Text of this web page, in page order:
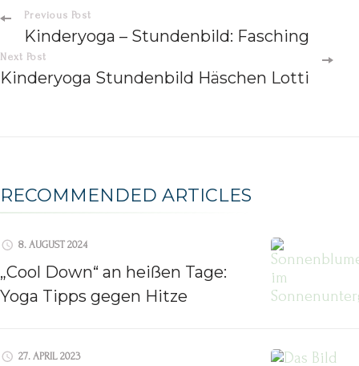
Previous Post
Kinderyoga – Stundenbild: Fasching
Next Post
Kinderyoga Stundenbild Häschen Lotti
RECOMMENDED ARTICLES
8. AUGUST 2024
„Cool Down“ an heißen Tage:
Yoga Tipps gegen Hitze
27. APRIL 2023